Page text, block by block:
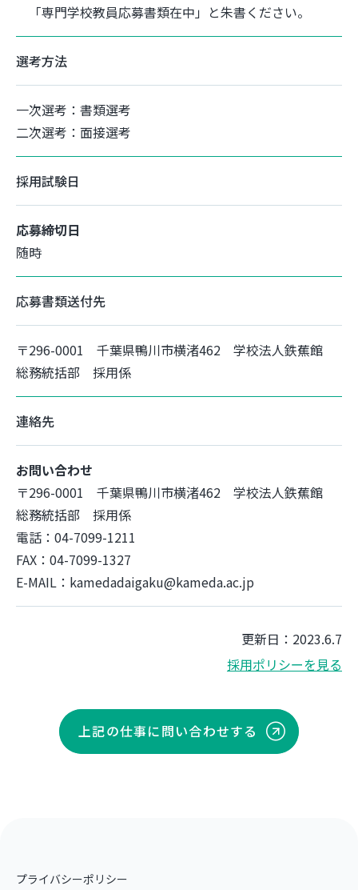
「専門学校教員応募書類在中」と朱書ください。
選考方法
一次選考：書類選考
二次選考：面接選考
採用試験日
応募締切日
随時
応募書類送付先
〒296-0001 千葉県鴨川市横渚462 学校法人鉄蕉館
総務統括部 採用係
連絡先
お問い合わせ
〒296-0001 千葉県鴨川市横渚462 学校法人鉄蕉館
総務統括部 採用係
電話：04-7099-1211
FAX：04-7099-1327
E-MAIL：kamedadaigaku@kameda.ac.jp
更新日：2023.6.7
採用ポリシーを見る
上記の仕事に問い合わせする
プライバシーポリシー